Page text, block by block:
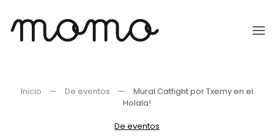
Ir
Inicio De eventos
Mural Catfight por Txemy en el
Holala!
De eventos